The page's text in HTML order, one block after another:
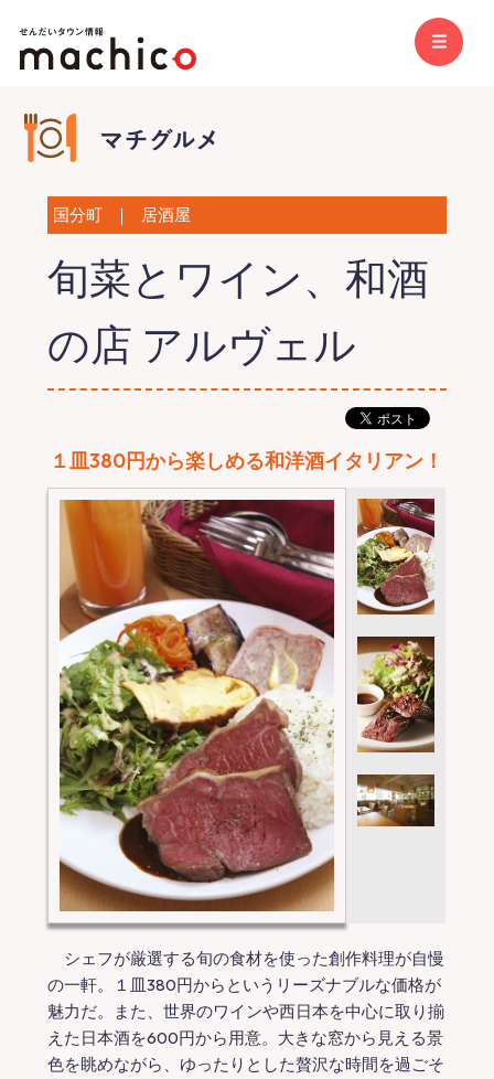
国分町 ｜ 居酒屋
旬菜とワイン、和酒
の店 アルヴェル
１皿380円から楽しめる和洋酒イタリアン！
シェフが厳選する旬の食材を使った創作料理が自慢
の一軒。１皿380円からというリーズナブルな価格が
魅力だ。また、世界のワインや西日本を中心に取り揃
えた日本酒を600円から用意。大きな窓から見える景
色を眺めながら、ゆったりとした贅沢な時間を過ごそ